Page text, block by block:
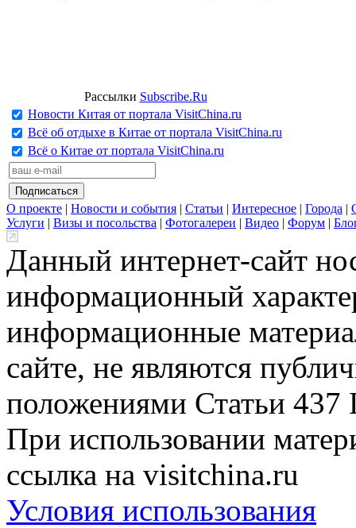
Рассылки Subscribe.Ru
Новости Китая от портала VisitChina.ru
Всё об отдыхе в Китае от портала VisitChina.ru
Всё о Китае от портала VisitChina.ru
О проекте | Новости и события | Статьи | Интересное | Города |
Услуги | Визы и посольства | Фотогалереи | Видео | Форум |
Данный интернет-сайт
информационный
информационные
сайте, не являются
положениями Статьи 437
При использовании
ссылка на visitchina.ru
Условия использования